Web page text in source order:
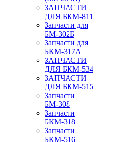
ЗАПЧАСТИ
ДЛЯ БКМ-811
Запчасти для
БМ-302Б
Запчасти для
БКМ-317А
ЗАПЧАСТИ
ДЛЯ БКМ-534
ЗАПЧАСТИ
ДЛЯ БКМ-515
Запчасти
БМ-308
Запчасти
БКМ-318
Запчасти
БКМ-516